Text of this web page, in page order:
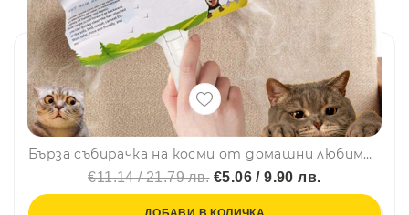
Бърза събирачка на косми от домашни любимци, с контейнер, многократна употреба, BF22
€11.14 / 21.79 лв.€5.06 / 9.90 лв.